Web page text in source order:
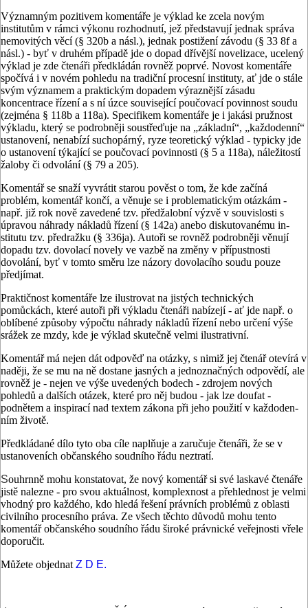
Významným pozitivem komentáře je výklad ke zcela novým
institutům v rámci výkonu rozhodnutí, jež před­stavují jednak správa
nemovitých věcí (§ 320b a násl.), jednak postižení závo­du (§ 33 8f a
násl.) - byť v druhém pří­padě jde o dopad dřívější novelizace, ucelený
výklad je zde čtenáři předklá­dán rovněž poprvé. Novost komentá­ře
spočívá i v novém pohledu na tra­diční procesní instituty, ať jde o stále
svým významem a praktickým dopa­dem výraznější zásadu
koncentrace říze­ní a s ní úzce související poučovací po­vinnost soudu
(zejména § 118b a 118a). Specifikem komentáře je i jakási pruž­nost
výkladu, který se podrobněji sou­střeďuje na „základní“, „každodenní“
ustanovení, nenabízí suchopárný, ryze teoretický výklad - typicky jde
o usta­novení týkající se poučovací povinnos­ti (§ 5 a 118a), náležitostí
žaloby či od­volání (§ 79 a 205).
Komentář se snaží vyvrátit starou po­věst o tom, že kde začíná
problém, ko­mentář končí, a věnuje se i problema­tickým otázkám -
např. již rok nově zavedené tzv. předžalobní výzvě v sou­vislosti s
úpravou náhrady nákladů ří­zení (§ 142a) anebo diskutovanému in­
stitutu tzv. předražku (§ 336ja). Autoři se rovněž podrobněji věnují
dopadu tzv. dovolací novely ve vazbě na změ­ny v přípustnosti
dovolání, byť v tom­to směru lze názory dovolacího soudu pouze
předjímat.
Praktičnost komentáře lze ilustrovat na jistých technických
pomůckách, kte­ré autoři při výkladu čtenáři nabízejí - ať jde např. o
oblíbené způsoby vý­počtu náhrady nákladů řízení nebo ur­čení výše
srážek ze mzdy, kde je výklad skutečně velmi ilustrativní.
Komentář má nejen dát odpověď na otázky, s nimiž jej čtenář otevírá v
naději, že se mu na ně dostane jasných a jednoznačných odpovědí, ale
rovněž je - nejen ve výše uvedených bodech - zdrojem nových
pohledů a dalších otá­zek, které pro něj budou - jak lze dou­fat -
podnětem a inspirací nad textem zákona při jeho použití v každoden­
ním životě.
Předkládané dílo tyto oba cíle naplňuje a zaručuje čtenáři, že se v
ustanoveních občanského soudního řádu neztratí.
Souhrnně mohu konstatovat, že no­vý komentář si své laskavé čtenáře
jis­tě nalezne - pro svou aktuálnost, kom­plexnost a přehlednost je velmi
vhodný pro každého, kdo hledá řešení právních problémů z oblasti
civilního procesní­ho práva. Ze všech těchto důvodů mo­hu tento
komentář občanského soud­ního řádu široké právnické veřejnosti vřele
doporučit.
Můžete objednat Z D E.